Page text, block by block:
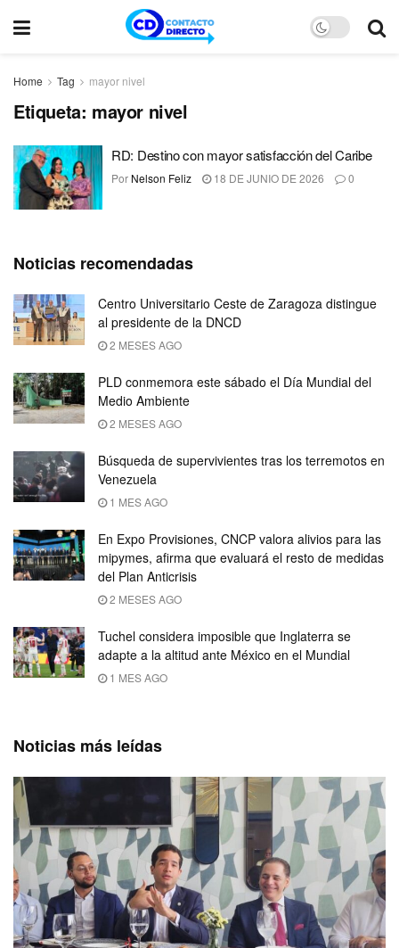
Home Tag mayor nivel
Etiqueta: mayor nivel
RD: Destino con mayor satisfacción del Caribe
Por Nelson Feliz 18 DE JUNIO DE 2026 0
Noticias recomendadas
Centro Universitario Ceste de Zaragoza distingue
al presidente de la DNCD
2 MESES AGO
PLD conmemora este sábado el Día Mundial del
Medio Ambiente
2 MESES AGO
Búsqueda de supervivientes tras los terremotos en
Venezuela
1 MES AGO
En Expo Provisiones, CNCP valora alivios para las
mipymes, afirma que evaluará el resto de medidas
del Plan Anticrisis
2 MESES AGO
Tuchel considera imposible que Inglaterra se
adapte a la altitud ante México en el Mundial
1 MES AGO
Noticias más leídas